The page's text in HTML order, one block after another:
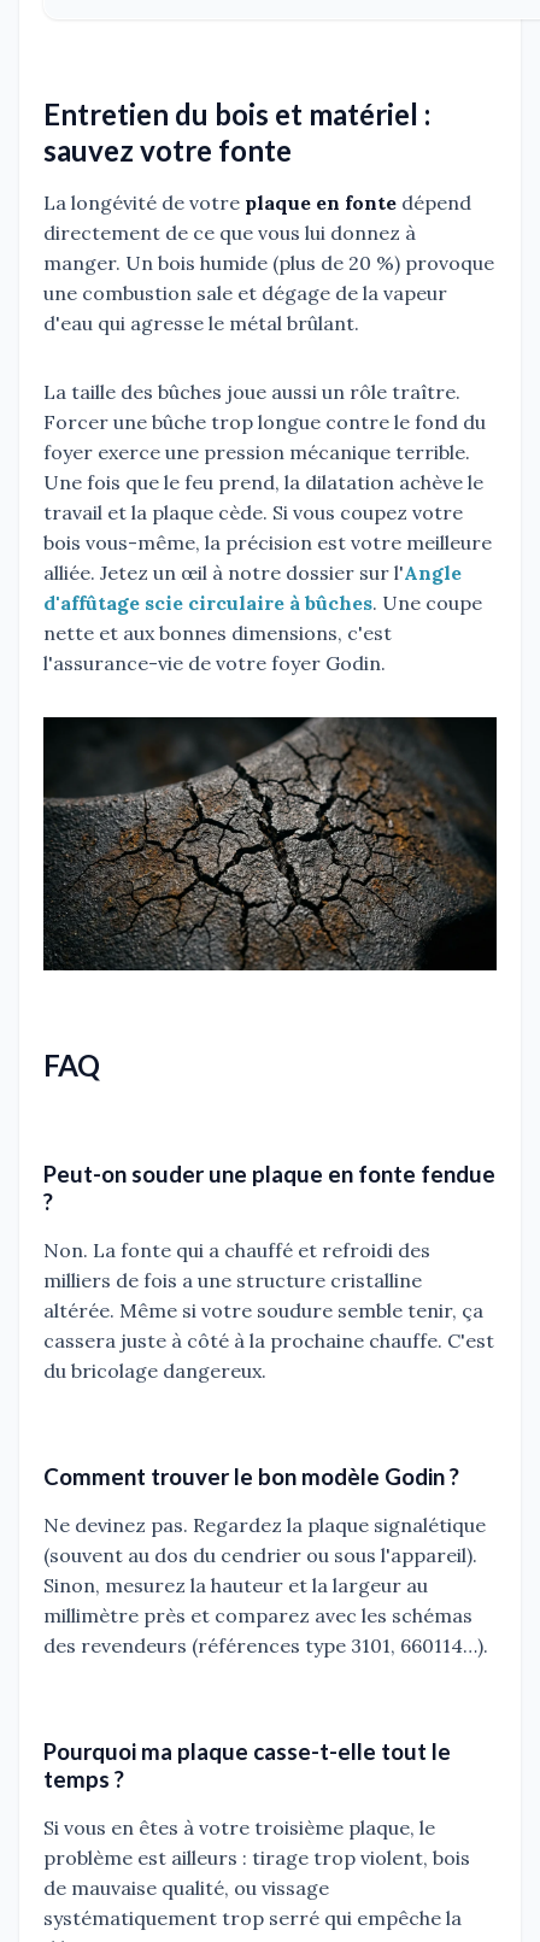
Entretien du bois et matériel :
sauvez votre fonte
La longévité de votre plaque en fonte dépend
directement de ce que vous lui donnez à
manger. Un bois humide (plus de 20 %) provoque
une combustion sale et dégage de la vapeur
d'eau qui agresse le métal brûlant.
La taille des bûches joue aussi un rôle traître.
Forcer une bûche trop longue contre le fond du
foyer exerce une pression mécanique terrible.
Une fois que le feu prend, la dilatation achève le
travail et la plaque cède. Si vous coupez votre
bois vous-même, la précision est votre meilleure
alliée. Jetez un œil à notre dossier sur l'Angle
d'affûtage scie circulaire à bûches. Une coupe
nette et aux bonnes dimensions, c'est
l'assurance-vie de votre foyer Godin.
FAQ
Peut-on souder une plaque en fonte fendue
?
Non. La fonte qui a chauffé et refroidi des
milliers de fois a une structure cristalline
altérée. Même si votre soudure semble tenir, ça
cassera juste à côté à la prochaine chauffe. C'est
du bricolage dangereux.
Comment trouver le bon modèle Godin ?
Ne devinez pas. Regardez la plaque signalétique
(souvent au dos du cendrier ou sous l'appareil).
Sinon, mesurez la hauteur et la largeur au
millimètre près et comparez avec les schémas
des revendeurs (références type 3101, 660114…).
Pourquoi ma plaque casse-t-elle tout le
temps ?
Si vous en êtes à votre troisième plaque, le
problème est ailleurs : tirage trop violent, bois
de mauvaise qualité, ou vissage
systématiquement trop serré qui empêche la